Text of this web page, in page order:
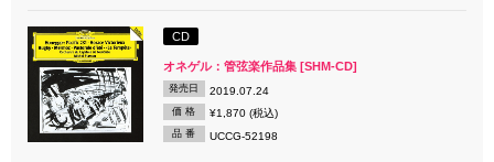
CD
オネゲル：管弦楽作品集 [SHM-CD]
発売日 2019.07.24
価 格 ¥1,870 (税込)
品 番 UCCG-52198